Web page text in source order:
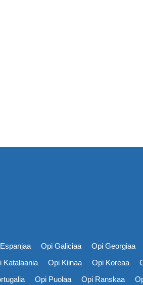
Opi Galiciaa Opi Georgiaa
Katalaania Opi Kiinaa Opi Koreaa
Opi Puolaa Opi Ranskaa